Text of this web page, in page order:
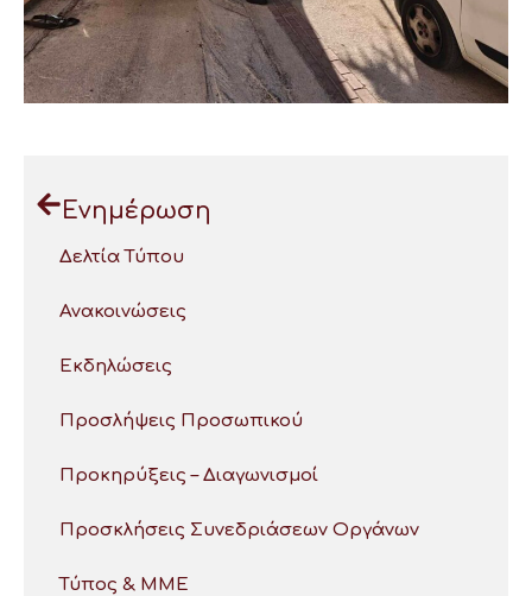
Ενημέρωση
Δελτία Τύπου
Ανακοινώσεις
Εκδηλώσεις
Προσλήψεις Προσωπικού
Προκηρύξεις – Διαγωνισμοί
Προσκλήσεις Συνεδριάσεων Οργάνων
Τύπος & ΜΜΕ